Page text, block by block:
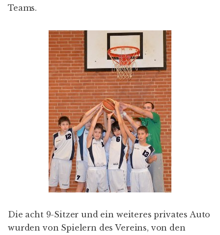
Teams.
Die acht 9-Sitzer und ein weiteres privates Auto
wurden von Spielern des Vereins, von den